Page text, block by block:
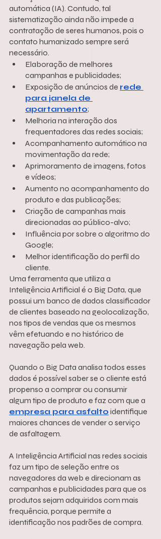
automática (IA). Contudo, tal
sistematização ainda não impede a
contratação de seres humanos, pois o
contato humanizado sempre será
necessário.
Elaboração de melhores
campanhas e publicidades;
Exposição de anúncios de rede
para janela de
apartamento;
Melhoria na interação dos
frequentadores das redes sociais;
Acompanhamento automático na
movimentação da rede;
Aprimoramento de imagens, fotos
e vídeos;
Aumento no acompanhamento do
produto e das publicações;
Criação de campanhas mais
direcionadas ao público-alvo;
Influência por sobre o algoritmo do
Google;
Melhor identificação do perfil do
cliente.
Uma ferramenta que utiliza a
Inteligência Artificial é o Big Data, que
possui um banco de dados classificador
de clientes baseado na geolocalização,
nos tipos de vendas que os mesmos
vêm efetuando e no histórico de
navegação pela web.
Quando o Big Data analisa todos esses
dados é possível saber se o cliente está
propenso a comprar ou consumir
algum tipo de produto e faz com que a
empresa para asfalto identifique
maiores chances de vender o serviço
de asfaltagem.
A Inteligência Artificial nas redes sociais
faz um tipo de seleção entre os
navegadores da web e direcionam as
campanhas e publicidades para que os
produtos sejam adquiridos com mais
frequência, porque permite a
identificação nos padrões de compra.